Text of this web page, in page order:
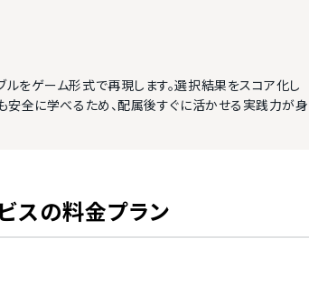
をゲーム形式で再現します。選択結果をスコア化し
安全に学べるため、配属後すぐに活かせる実践力が身
スの料金プラン